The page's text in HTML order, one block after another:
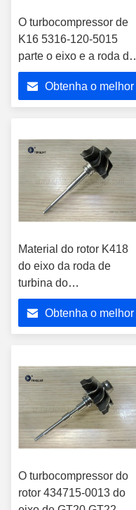
O turbocompressor de
K16 5316-120-5015
parte o eixo e a roda da
turbina para o
turbocompressor 5316-
970-7129 do motor do
Obtenha o melhor
Material do rotor K418
do eixo da roda de
turbina do
turbocompressor de
GT1749S GT1752
434714-0003 para
Obtenha o melhor
O turbocompressor do
rotor 434715-0013 do